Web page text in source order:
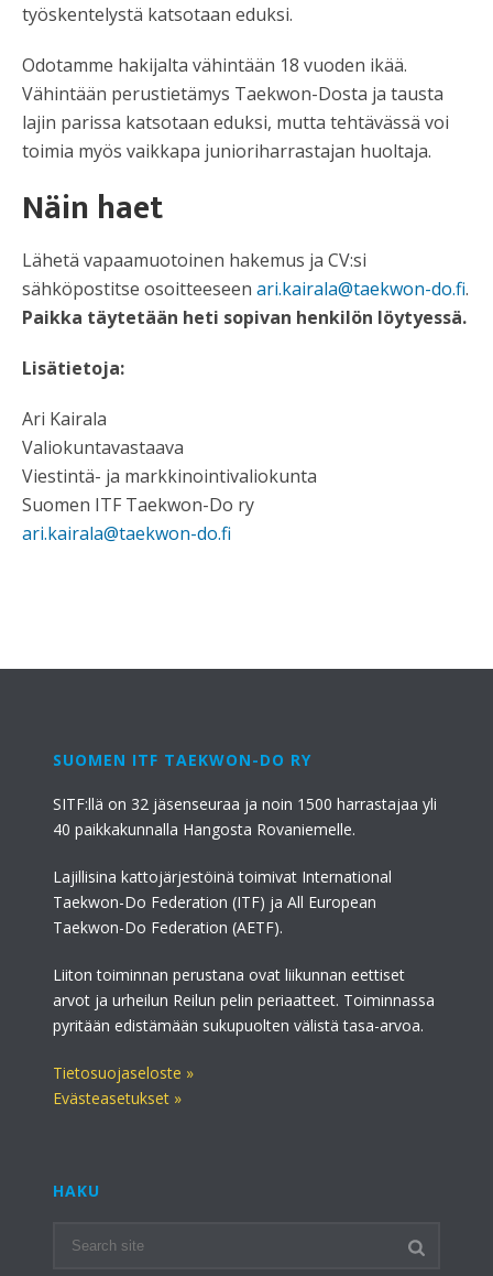
työskentelystä katsotaan eduksi.
Odotamme hakijalta vähintään 18 vuoden ikää.
Vähintään perustietämys Taekwon-Dosta ja tausta
lajin parissa katsotaan eduksi, mutta tehtävässä voi
toimia myös vaikkapa junioriharrastajan huoltaja.
Näin haet
Lähetä vapaamuotoinen hakemus ja CV:si
sähköpostitse osoitteeseen ari.kairala@taekwon-do.fi.
Paikka täytetään heti sopivan henkilön löytyessä.
Lisätietoja:
Ari Kairala
Valiokuntavastaava
Viestintä- ja markkinointivaliokunta
Suomen ITF Taekwon-Do ry
ari.kairala@taekwon-do.fi
SUOMEN ITF TAEKWON-DO RY
SITF:llä on 32 jäsenseuraa ja noin 1500 harrastajaa yli
40 paikkakunnalla Hangosta Rovaniemelle.
Lajillisina kattojärjestöinä toimivat International
Taekwon-Do Federation (ITF) ja All European
Taekwon-Do Federation (AETF).
Liiton toiminnan perustana ovat liikunnan eettiset
arvot ja urheilun Reilun pelin periaatteet. Toiminnassa
pyritään edistämään sukupuolten välistä tasa-arvoa.
Tietosuojaseloste »
Evästeasetukset »
HAKU